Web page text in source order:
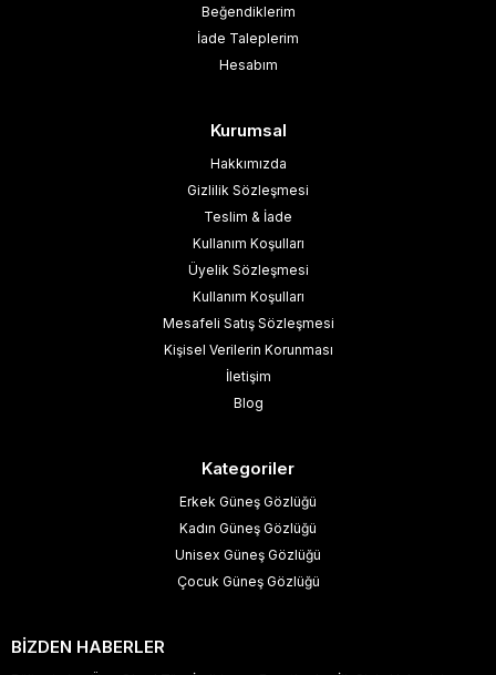
Beğendiklerim
İade Taleplerim
Hesabım
Kurumsal
Hakkımızda
Gizlilik Sözleşmesi
Teslim & İade
Kullanım Koşulları
Üyelik Sözleşmesi
Kullanım Koşulları
Mesafeli Satış Sözleşmesi
Kişisel Verilerin Korunması
İletişim
Blog
Kategoriler
Erkek Güneş Gözlüğü
Kadın Güneş Gözlüğü
Unisex Güneş Gözlüğü
Çocuk Güneş Gözlüğü
BİZDEN HABERLER